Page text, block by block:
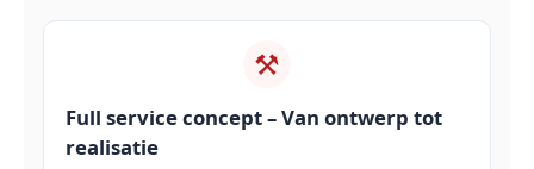
⚒️
Full service concept – Van ontwerp tot
realisatie